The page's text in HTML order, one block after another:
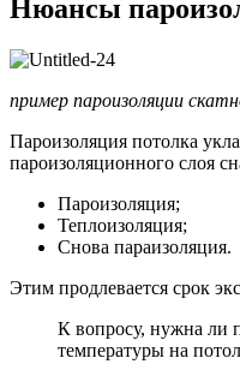
Нюансы
пример пароизоляции
Пароизоляция потолка
пароизоляционного слоя
Пароизоляция;
Теплоизоляция;
Снова параизоляция.
Этим продлевается срок
К вопросу, нужна ли
температуры на